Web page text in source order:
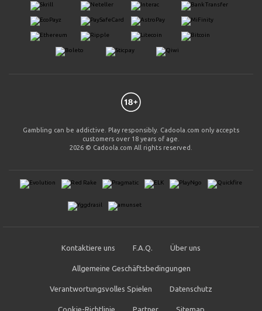
Gambling can be addictive. Play responsibly. Cadoola.com only accepts
customers over 18 years of age.
2026 © Cadoola.com All rights reserved.
Kontaktiere uns F.A.Q. Über uns
Allgemeine Geschäftsbedingungen
Verantwortungsvolles Spielen Datenschutz